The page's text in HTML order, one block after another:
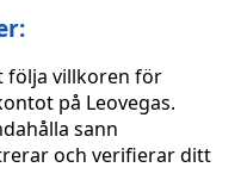
följa villkoren för
på Leovegas.
sann
och verifierar ditt